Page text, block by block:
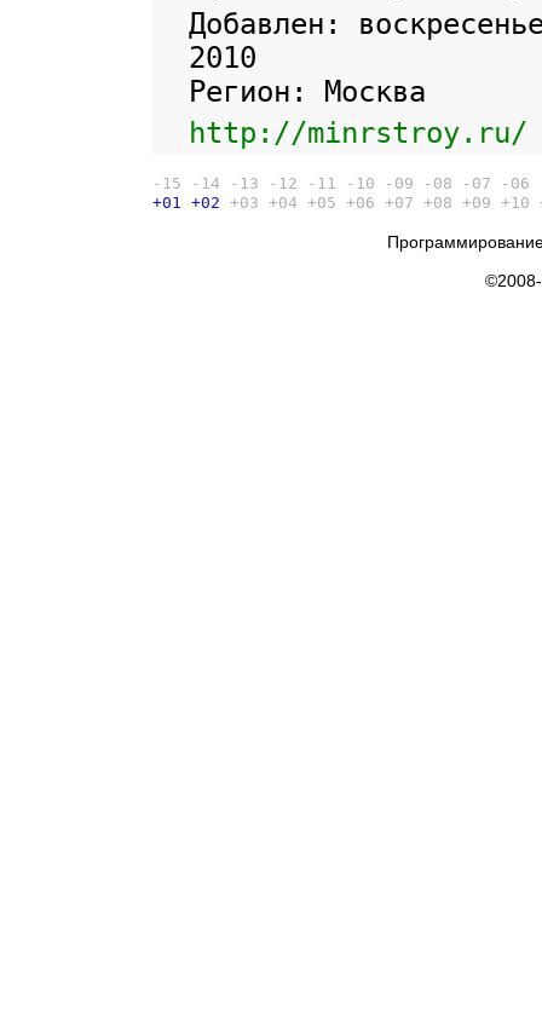
Добавлен:
2010
Регион: Москва
http://minrstroy.ru/
-15 -14 -13 -12 -11 -10 -09 -08 -07 -06
+01 +02 +03 +04 +05 +06 +07 +08 +09 +10